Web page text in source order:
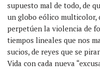
supuesto mal de todo, de
un globo eólico multicolor,
perpetúen la violencia de
tiempos lineales que nos
sucios, de reyes que se
Vida con cada nueva